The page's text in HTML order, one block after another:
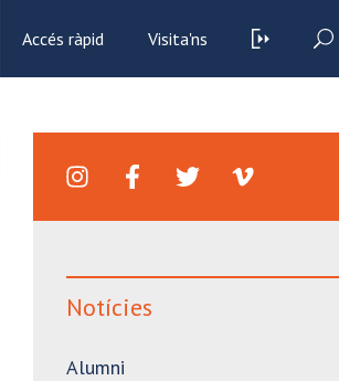
Accés ràpid Visita'ns
Notícies
Alumni